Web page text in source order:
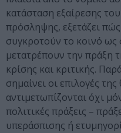
κατάσταση εξαίρεσης
πρόσληψης, εξετάζει
συγκροτούν το κοινό
μετατρέπουν την πράξη
κρίσης και κριτικής.
σημαίνει οι επιλογές
αντιμετωπίζονται όχι
πολιτικές πράξεις –
υπεράσπισης ή